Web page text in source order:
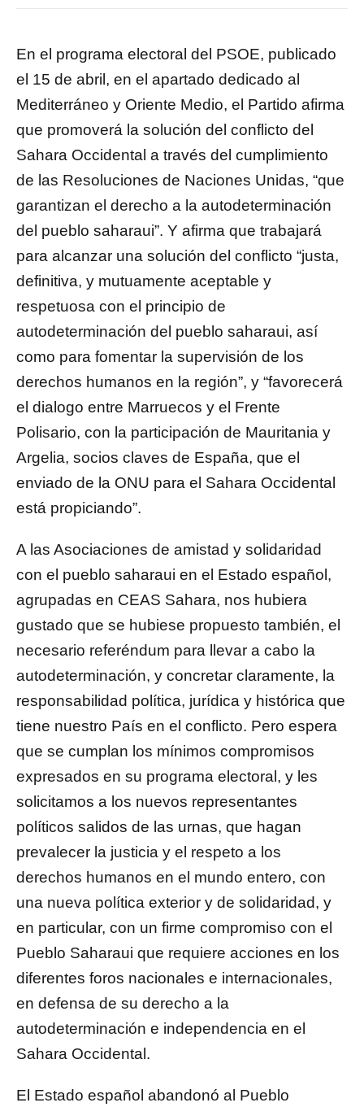
En el programa electoral del PSOE, publicado
el 15 de abril, en el apartado dedicado al
Mediterráneo y Oriente Medio, el Partido afirma
que promoverá la solución del conflicto del
Sahara Occidental a través del cumplimiento
de las Resoluciones de Naciones Unidas, “que
garantizan el derecho a la autodeterminación
del pueblo saharaui”. Y afirma que trabajará
para alcanzar una solución del conflicto “justa,
definitiva, y mutuamente aceptable y
respetuosa con el principio de
autodeterminación del pueblo saharaui, así
como para fomentar la supervisión de los
derechos humanos en la región”, y “favorecerá
el dialogo entre Marruecos y el Frente
Polisario, con la participación de Mauritania y
Argelia, socios claves de España, que el
enviado de la ONU para el Sahara Occidental
está propiciando”.
A las Asociaciones de amistad y solidaridad
con el pueblo saharaui en el Estado español,
agrupadas en CEAS Sahara, nos hubiera
gustado que se hubiese propuesto también, el
necesario referéndum para llevar a cabo la
autodeterminación, y concretar claramente, la
responsabilidad política, jurídica y histórica que
tiene nuestro País en el conflicto. Pero espera
que se cumplan los mínimos compromisos
expresados en su programa electoral, y les
solicitamos a los nuevos representantes
políticos salidos de las urnas, que hagan
prevalecer la justicia y el respeto a los
derechos humanos en el mundo entero, con
una nueva política exterior y de solidaridad, y
en particular, con un firme compromiso con el
Pueblo Saharaui que requiere acciones en los
diferentes foros nacionales e internacionales,
en defensa de su derecho a la
autodeterminación e independencia en el
Sahara Occidental.
El Estado español abandonó al Pueblo